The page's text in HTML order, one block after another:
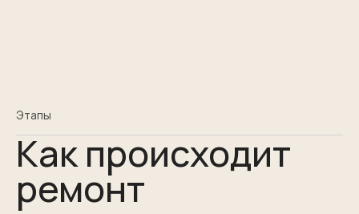
Этапы
Как происходит
ремонт